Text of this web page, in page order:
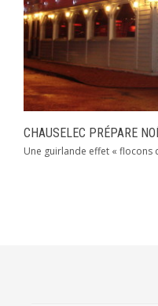
CHAUSELEC PRÉPARE
Une guirlande effet « flocons